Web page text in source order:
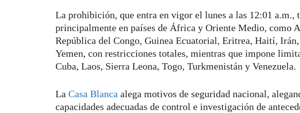
La prohibición, que entra en vigor el lunes a las 12:01 a.m.,
principalmente en países de África y Oriente Medio, como
República del Congo, Guinea Ecuatorial, Eritrea, Haití,
Yemen, con restricciones totales, mientras que impone
Cuba, Laos, Sierra Leona, Togo, Turkmenistán y Venezuela.
La Casa Blanca alega motivos de seguridad nacional,
capacidades adecuadas de control e investigación de